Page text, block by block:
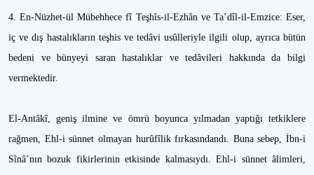
4. En-Nüzhet-ül Mübehhece fî Teşhîs-il-Ezhân ve Ta’dîl-il-Emzice: Eser,
iç ve dış hastalıkların teşhis ve tedâvi usûlleriyle ilgili olup, ayrıca bütün
bedeni ve bünyeyi saran hastalıklar ve tedâvileri hakkında da bilgi
vermektedir.
El-Antâkî, geniş ilmine ve ömrü boyunca yılmadan yaptığı tetkiklere
rağmen, Ehl-i sünnet olmayan hurûfîlik fırkasındandı. Buna sebep, İbn-i
Sînâ’nın bozuk fikirlerinin etkisinde kalmasıydı. Ehl-i sünnet âlimleri,